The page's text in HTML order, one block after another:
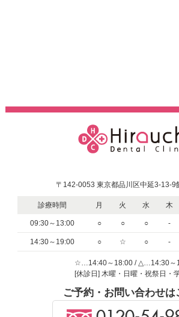
〒142-0053 東京都品川区中延3-13-9
診療時間 月 火 水 木
09:30～13:00 ○ ○ ○ -
14:30～19:00 ○ ☆ ○ -
☆…14:40～18:00 / △…14:30～
[休診日] 木曜・日曜・祝祭日・
ご予約・お問い合わせは